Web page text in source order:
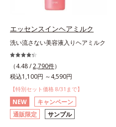
エッセンスインヘアミルク
洗い流さない美容液入りヘアミルク
（4.48 /2,790件）
税込1,100円 ～4,590円
【特別セット価格 8/31まで】
NEW
キャンペーン
通販限定
サンプル